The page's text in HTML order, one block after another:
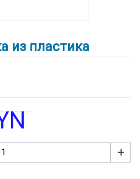
из пластика
+